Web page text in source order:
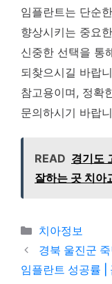
임플란트는 단순
향상시키는 중요
신중한 선택을 통
되찾으시길 바랍
참고용이며, 정확
문의하시기 바랍
READ 경기도
잘하는 곳 치아
카테고리
치아정보
경북 울진군
임플란트 성공률 |